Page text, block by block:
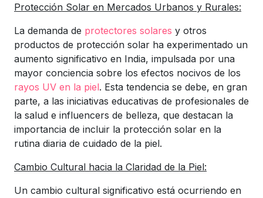
Protección Solar en Mercados Urbanos y Rurales:
La demanda de protectores solares y otros
productos de protección solar ha experimentado un
aumento significativo en India, impulsada por una
mayor conciencia sobre los efectos nocivos de los
rayos UV en la piel. Esta tendencia se debe, en gran
parte, a las iniciativas educativas de profesionales de
la salud e influencers de belleza, que destacan la
importancia de incluir la protección solar en la
rutina diaria de cuidado de la piel.
Cambio Cultural hacia la Claridad de la Piel:
Un cambio cultural significativo está ocurriendo en